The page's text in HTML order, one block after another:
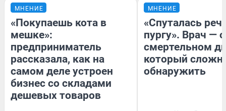
МНЕНИЕ
«Покупаешь кота в
мешке»:
предприниматель
рассказала, как на
самом деле устроен
бизнес со складами
дешевых товаров
МНЕНИЕ
«Спуталась
пургу». Врач — о
смертельном
который
обнаружить